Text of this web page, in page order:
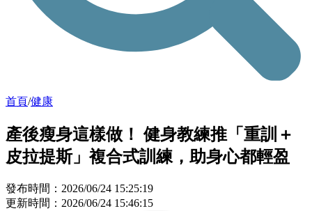
首頁/健康
產後瘦身這樣做！ 健身教練推「重訓＋
皮拉提斯」複合式訓練，助身心都輕盈
發布時間：2026/06/24 15:25:19
更新時間：2026/06/24 15:46:15